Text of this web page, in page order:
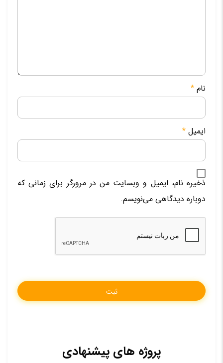
نام *
ایمیل *
ذخیره نام، ایمیل و وبسایت من در مرورگر برای زمانی که
دوباره دیدگاهی می‌نویسم.
پروژه های پیشنهادی